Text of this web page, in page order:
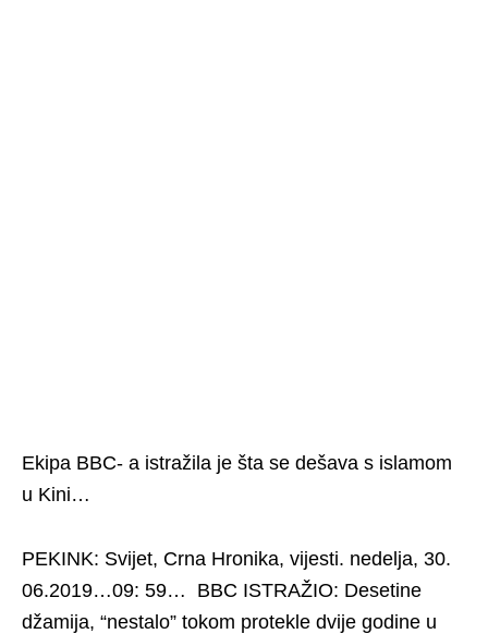
Ekipa BBC- a istražila je šta se dešava s islamom
u Kini…
PEKINK: Svijet, Crna Hronika, vijesti. nedelja, 30.
06.2019…09: 59… BBC ISTRAŽIO: Desetine
džamija, “nestalo” tokom protekle dvije godine u